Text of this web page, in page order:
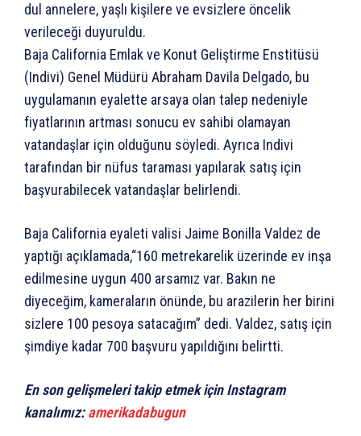
dul annelere, yaşlı kişilere ve evsizlere öncelik
verileceği duyuruldu.
Baja California Emlak ve Konut Geliştirme Enstitüsü
(Indivi) Genel Müdürü Abraham Davila Delgado, bu
uygulamanın eyalette arsaya olan talep nedeniyle
fiyatlarının artması sonucu ev sahibi olamayan
vatandaşlar için olduğunu söyledi. Ayrıca Indivi
tarafından bir nüfus taraması yapılarak satış için
başvurabilecek vatandaşlar belirlendi.
Baja California eyaleti valisi Jaime Bonilla Valdez de
yaptığı açıklamada,“160 metrekarelik üzerinde ev inşa
edilmesine uygun 400 arsamız var. Bakın ne
diyeceğim, kameraların önünde, bu arazilerin her birini
sizlere 100 pesoya satacağım” dedi. Valdez, satış için
şimdiye kadar 700 başvuru yapıldığını belirtti.
En son gelişmeleri takip etmek için Instagram
kanalımız:amerikadabugun